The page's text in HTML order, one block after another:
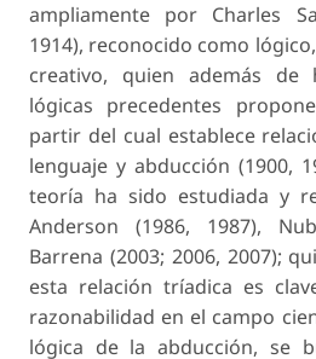
ampliamente por Charles
1914), reconocido como
creativo, quien además de
lógicas precedentes
partir del cual establece
lenguaje y abducción (1900,
teoría ha sido estudiada y
Anderson (1986, 1987),
Barrena (2003; 2006, 2007);
esta relación tríadica es
razonabilidad en el campo
lógica de la abducción, se